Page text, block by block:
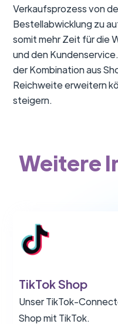
Verkaufsprozess von
Bestellabwicklung zu
somit mehr Zeit für die
und den
der Kombination aus
Reichweite erweitern
steigern.
Weitere
TikTok Shop
Unser TikTok-
Shop mit TikTok.